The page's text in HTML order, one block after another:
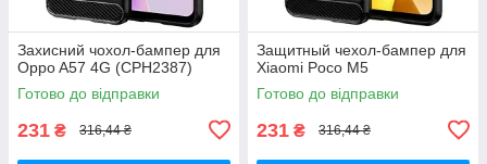
Захисний чохол-бампер для
Oppo A57 4G (CPH2387)
Готово до відправки
231 ₴ 316,44 ₴
Защитный чехол-бампер для
Xiaomi Poco M5
Готово до відправки
231 ₴ 316,44 ₴